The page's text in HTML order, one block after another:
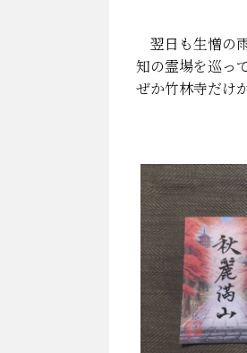
翌日も生憎の
知の霊場を巡っ
ぜか竹林寺だけ